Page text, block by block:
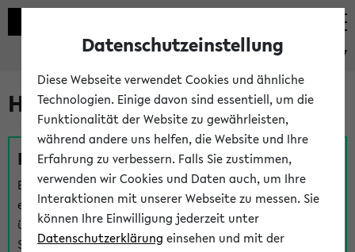
eKVV
Hilfe & Kontakt
Fragen zu einzelnen Veranstaltungen
Bei inhaltlichen und organisatorischen Fragen zu
einzelnen Veranstaltungen finden Sie Ansprechpersonen
über denFragen-Link bei jeder Veranstaltung. Der BIS
Support kann hier meist keine direkte Hilfe leisten.
Datenschutzeinstellung
Diese Webseite verwendet Cookies und ähnliche
Technologien. Einige davon sind essentiell, um die
Funktionalität der Website zu gewährleisten,
während andere uns helfen, die Website und Ihre
Erfahrung zu verbessern. Falls Sie zustimmen,
verwenden wir Cookies und Daten auch, um Ihre
Interaktionen mit unserer Webseite zu messen. Sie
können Ihre Einwilligung jederzeit unter
Datenschutzerklärung einsehen und mit der